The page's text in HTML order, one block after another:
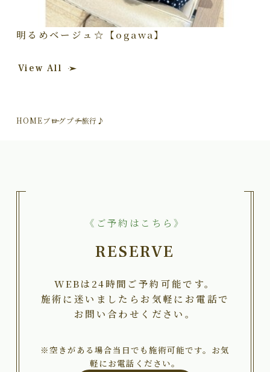
明るめベージュ☆【ogawa】
View All
HOMEブログプチ旅行♪
《ご予約はこちら》
RESERVE
WEBは24時間ご予約可能です。
施術に迷いましたらお気軽にお電話で
お問い合わせください。
※空きがある場合当日でも施術可能です。お気
軽にお電話ください。